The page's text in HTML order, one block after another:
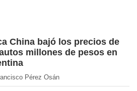
China bajó los precios de
millones de pesos en
Pérez Osán